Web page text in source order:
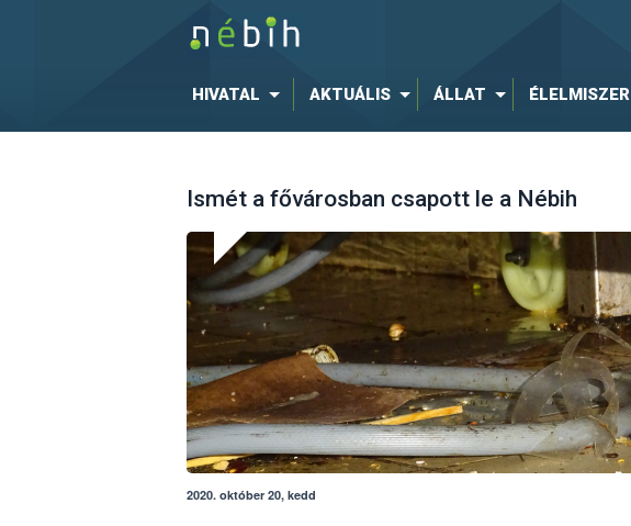
HIVATAL AKTUÁLIS ÁLLAT ÉLELMISZER
Ismét a fővárosban csapott le a Nébih
2020. október 20, kedd